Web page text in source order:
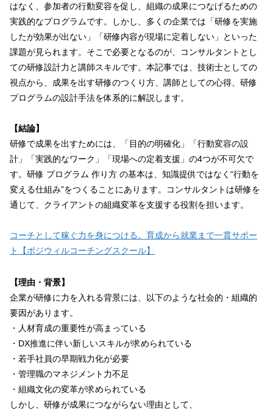
はなく、参加者の行動変容を促し、組織の成果につなげるための
実践的なプログラムです。しかし、多くの企業では「研修を実施
したが効果が出ない」「研修内容が現場に定着しない」といった
課題が見られます。そこで必要となるのが、コンサルタントとし
ての研修設計力と講師スキルです。本記事では、技術士としての
視点から、成果を出す研修のつくり方、講師としての心得、研修
プログラムの設計手法を体系的に解説します。
【結論】
研修で成果を出すためには、「目的の明確化」「行動変容の設
計」「実践的なワーク」「現場への定着支援」の4つが不可欠で
す。研修 プログラム 作り方 の基本は、知識提供ではなく“行動を
変える仕組み”をつくることにあります。コンサルタントは研修を
通じて、クライアントの組織変革を支援する役割を担います。
コーチとして稼ぐ力を身につける。育成から就業まで一貫サポー
ト【ポジウィルコーチングスクール】
【理由・背景】
企業が研修に力を入れる背景には、以下のような社会的・組織的
要因があります。
・人材育成の重要性が高まっている
・DX推進に伴い新しいスキルが求められている
・若手社員の早期戦力化が必要
・管理職のマネジメント力不足
・組織文化の変革が求められている
しかし、研修が成果につながらない理由として、